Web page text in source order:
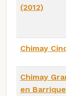
(2012)
Chimay
Chimay
en